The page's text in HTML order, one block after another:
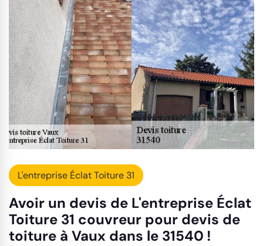
L'entreprise Éclat Toiture 31
Avoir un devis de L'entreprise Éclat
Toiture 31 couvreur pour devis de
toiture à Vaux dans le 31540 !